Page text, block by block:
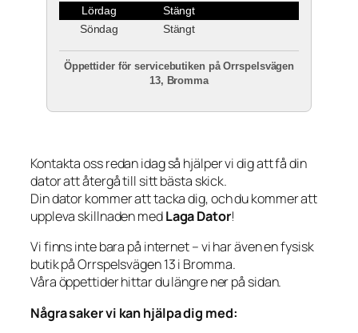
Lördag
Stängt
Söndag
Stängt
Öppettider för servicebutiken på Orrspelsvägen
13, Bromma
Kontakta oss redan idag så hjälper vi dig att få din
dator att återgå till sitt bästa skick.
Din dator kommer att tacka dig, och du kommer att
uppleva skillnaden medLaga Dator!
Vi finns inte bara på internet – vi har även en fysisk
butik på Orrspelsvägen 13 i Bromma.
Våra öppettider hittar du längre ner på sidan.
Några saker vi kan hjälpa dig med: